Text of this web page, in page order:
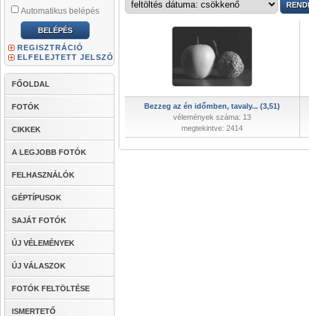
Automatikus belépés
REGISZTRÁCIÓ
ELFELEJTETT JELSZÓ
FŐOLDAL
FOTÓK
CIKKEK
A LEGJOBB FOTÓK
FELHASZNÁLÓK
GÉPTÍPUSOK
SAJÁT FOTÓK
ÚJ VÉLEMÉNYEK
ÚJ VÁLASZOK
FOTÓK FELTÖLTÉSE
ISMERTETŐ
Bezzeg az én időmben, tavaly... (3,51)
vélemények száma: 13
megtekintve: 2414